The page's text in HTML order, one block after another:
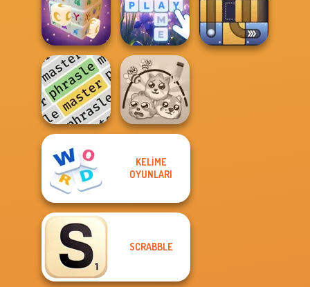
Bubble Shooter
Butterfly
Cryptogram:
Word Brain
Puzzle
Geometry Dash:
FreezeNova
Game
Mystic Mahjong Bubble Letters
Phrasle Master
KELIME
OYUNLARI
SCRABBLE